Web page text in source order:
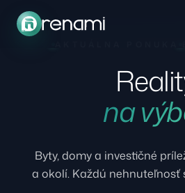
na
Byty, domy a investičné
a okolí. Každú nehnuteľnosť